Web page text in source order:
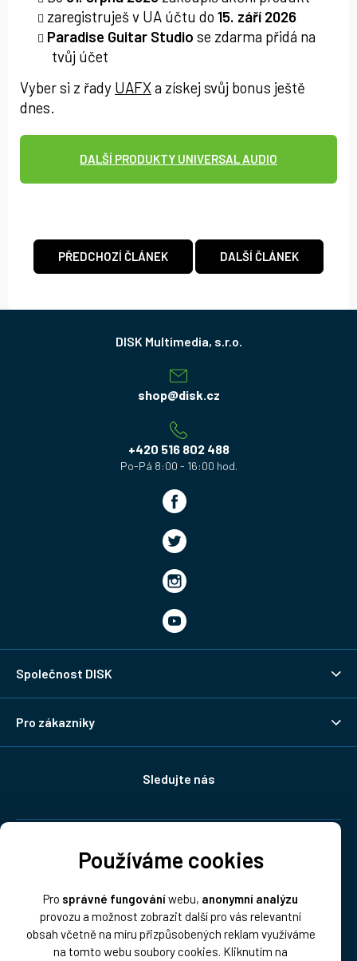
Používáme cookies
Pro správné fungováníwebu, anonymní analýzu
provozu a možnost zobrazit další pro vás relevantní
obsah včetně na míru přizpůsobených reklam využíváme
na tomto webu soubory cookies. Kliknutím na
zaregistruješ v UA účtu do 15. září 2026
Paradise Guitar Studio se zdarma přidá na
tvůj účet
Vyber si z řady UAFX a získej svůj bonus ještě
dnes.
DALŠÍ PRODUKTY UNIVERSAL AUDIO
PŘEDCHOZÍ ČLÁNEK DALŠÍ ČLÁNEK
shop@disk.cz
+420 516 802 488
Společnost DISK
Pro zákazníky
Sledujte nás